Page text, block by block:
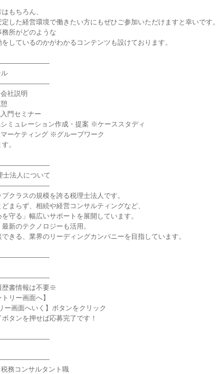
もちろん、
した経営環境で働きたい方にもぜひご参加いただけますと幸いです。
所がどのような
しているのかがわかるコンテンツも設けております。
社説明
門セミナー
ミュレーション作成・提案 ※ケーススタディ
ーケティング ※グループワーク
。
士法人について
クラスの規模を誇る税理士法人です。
まらず、相続や経営コンサルティングなど、
を守る」幅広いサポートを展開しています。
新のテクノロジーも活用。
きる、業界のリーディングカンパニーを目指しています。
書情報は不要※
リー画面へ】
ー画面へいく】ボタンをクリック
タンを押せば応募完了です！
務コンサルタント職